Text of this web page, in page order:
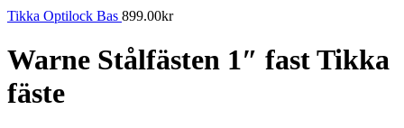
Tikka Optilock Bas 899.00kr
Warne Stålfästen 1″ fast Tikka
fäste